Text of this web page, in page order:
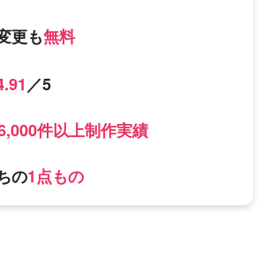
更も無料
／5
件以上制作実績
の1点もの